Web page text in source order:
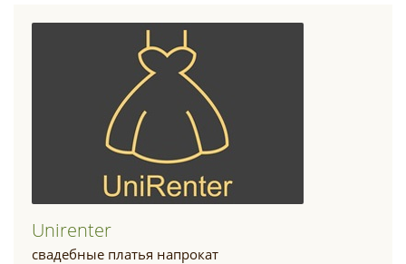
Unirenter
свадебные платья напрокат